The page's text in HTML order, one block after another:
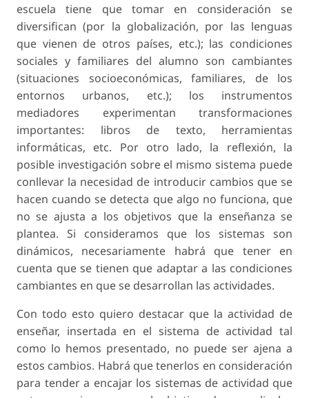
escuela tiene que tomar en consideración se
diversifican (por la globalización, por las lenguas
que vienen de otros países, etc.); las condiciones
sociales y familiares del alumno son cambiantes
(situaciones socioeconómicas, familiares, de los
entornos urbanos, etc.); los instrumentos
mediadores experimentan transformaciones
importantes: libros de texto, herramientas
informáticas, etc. Por otro lado, la reflexión, la
posible investigación sobre el mismo sistema puede
conllevar la necesidad de introducir cambios que se
hacen cuando se detecta que algo no funciona, que
no se ajusta a los objetivos que la enseñanza se
plantea. Si consideramos que los sistemas son
dinámicos, necesariamente habrá que tener en
cuenta que se tienen que adaptar a las condiciones
cambiantes en que se desarrollan las actividades.
Con todo esto quiero destacar que la actividad de
enseñar, insertada en el sistema de actividad tal
como lo hemos presentado, no puede ser ajena a
estos cambios. Habrá que tenerlos en consideración
para tender a encajar los sistemas de actividad que